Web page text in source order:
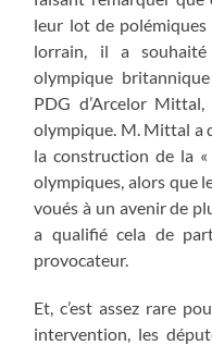
leur lot de polémiques
lorrain, il a
olympique
PDG d’Arcelor
olympique. M. Mittal a
la construction de la
olympiques, alors que
voués à un avenir de
a qualifié cela de
provocateur.
Et, c’est assez rare
intervention, les